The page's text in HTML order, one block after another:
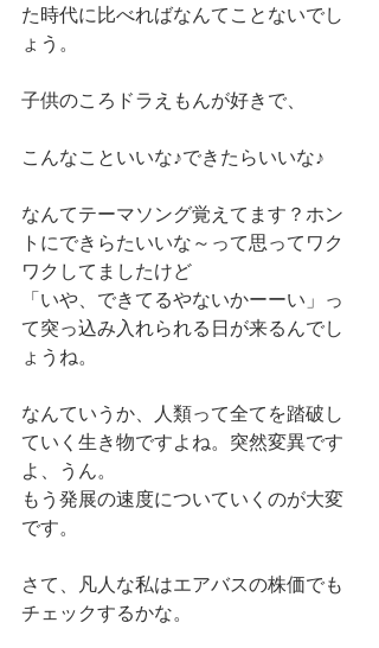
た時代に比べればなんてことないでし
ょう。
子供のころドラえもんが好きで、
こんなこといいな♪できたらいいな♪
なんてテーマソング覚えてます？ホン
トにできらたいいな～って思ってワク
ワクしてましたけど
「いや、できてるやないかーーい」っ
て突っ込み入れられる日が来るんでし
ょうね。
なんていうか、人類って全てを踏破し
ていく生き物ですよね。突然変異です
よ、うん。
もう発展の速度についていくのが大変
です。
さて、凡人な私はエアバスの株価でも
チェックするかな。